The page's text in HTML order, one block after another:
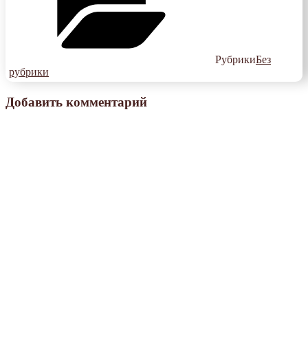
РубрикиБез
рубрики
Добавить комментарий